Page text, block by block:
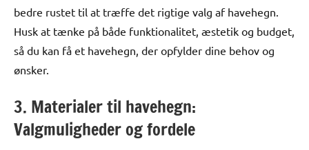
bedre rustet til at træffe det rigtige valg af havehegn.
Husk at tænke på både funktionalitet, æstetik og budget,
så du kan få et havehegn, der opfylder dine behov og
ønsker.
3. Materialer til havehegn:
Valgmuligheder og fordele